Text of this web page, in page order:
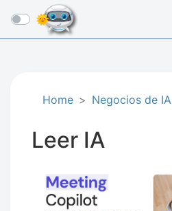
☰
Home Negocios de IA​
Leer IA